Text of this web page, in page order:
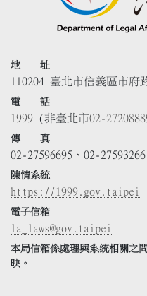
地 址
110204 臺北市信義區市府
電 話
1999 (非臺北市02-
傳 真
02-27596695、02-27593266
陳情系統
https://1999.gov.taipei
電子信箱
la_laws@gov.taipei
本局信箱係處理與系統相關之
映。